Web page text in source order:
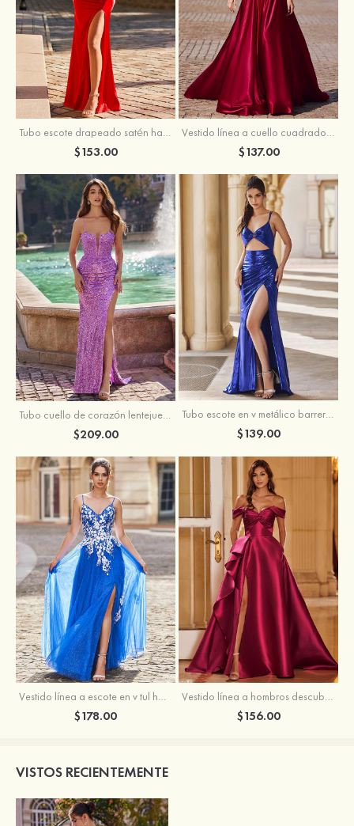
Tubo escote drapeado satén hasta el suelo vestido de graduación
$153.00
Vestido línea a cuello cuadrado tela charmeuse barrer tren vestido de graduación
$137.00
Tubo cuello de corazón lentejuelas barrer tren vestido de graduación
$209.00
Tubo escote en v metálico barrer tren vestido de graduación
$139.00
Vestido línea a escote en v tul hasta el suelo vestido de graduación
$178.00
Vestido línea a hombros descubiertos satén barrer tren vestido de graduación
$156.00
VISTOS RECIENTEMENTE